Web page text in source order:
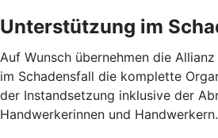
Unterstützung im
Auf Wunsch übernehmen die
im Schadensfall die komplette
der Instandsetzung inklusive der
Handwerkerinnen und Handwerkern.